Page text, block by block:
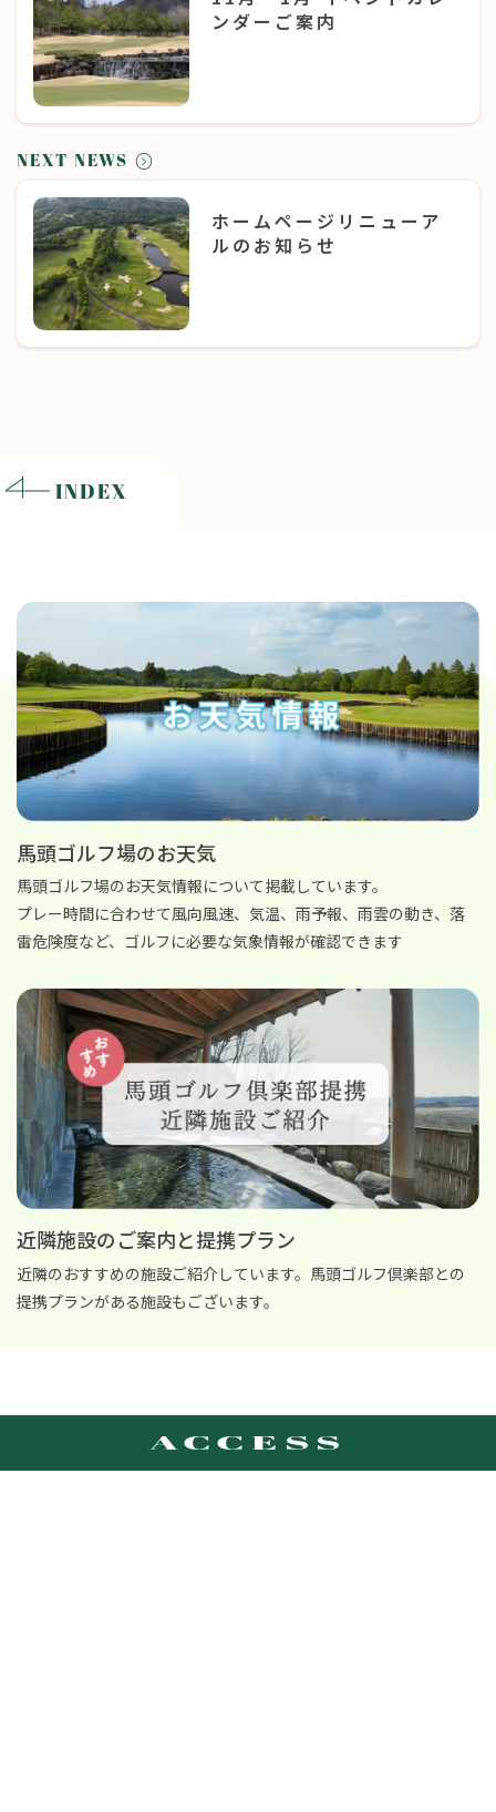
INDEX
ンダーご案内
NEXT NEWS
ホームページリニューア
ルのお知らせ
馬頭ゴルフ場のお天気
馬頭ゴルフ場のお天気情報について掲載しています。
プレー時間に合わせて風向風速、気温、雨予報、雨雲の動き、落
雷危険度など、ゴルフに必要な気象情報が確認できます
近隣施設のご案内と提携プラン
近隣のおすすめの施設ご紹介しています。馬頭ゴルフ倶楽部との
提携プランがある施設もございます。
ACCESS